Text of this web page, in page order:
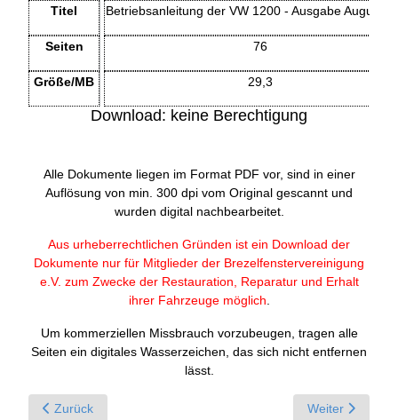
Titel
Seiten
Größe/MB
Betriebsanleitung der VW 1200 - Ausgabe August
76
29,3
Download: keine Berechtigung
Alle Dokumente liegen im Format PDF vor, sind in einer
Auflösung von min. 300 dpi vom Original gescannt und
wurden digital nachbearbeitet.
Aus urheberrechtlichen Gründen ist ein Download der
Dokumente nur für Mitglieder der Brezelfenstervereinigung
e.V. zum Zwecke der Restauration, Reparatur und Erhalt
ihrer Fahrzeuge möglich
Um kommerziellen Missbrauch vorzubeugen, tragen alle
Seiten ein digitales Wasserzeichen, das sich nicht entfernen
lässt.
Previous article: Betriebsanleitung Teil 1 Bedienung und
Zurück Next article:
Weiter